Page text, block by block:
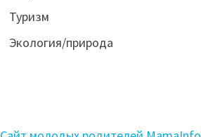
Туризм
Экология/природа